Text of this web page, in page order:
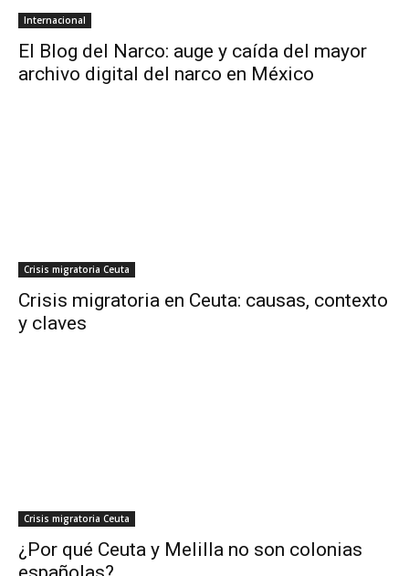
Internacional
El Blog del Narco: auge y caída del mayor
archivo digital del narco en México
Crisis migratoria Ceuta
Crisis migratoria en Ceuta: causas, contexto
y claves
Crisis migratoria Ceuta
¿Por qué Ceuta y Melilla no son colonias